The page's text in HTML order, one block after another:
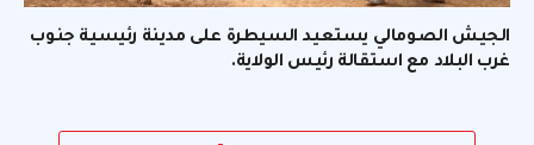
الجيش الصومالي يستعيد السيطرة على مدينة رئيسية جنوب
غرب البلاد مع استقالة رئيس الولاية.